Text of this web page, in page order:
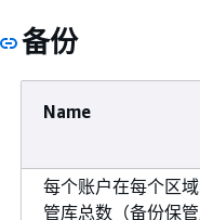
备份
Name
每个账户在每个区
管库总数（备份保